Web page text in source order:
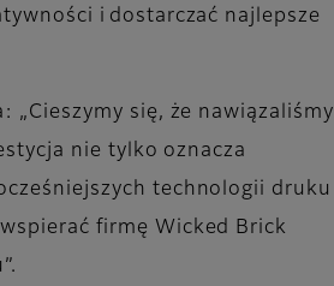
i dostarczać najlepsze
się, że nawiązaliśmy
nie tylko oznacza
technologii druku
firmę Wicked Brick